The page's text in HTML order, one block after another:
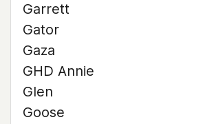
Garrett
Gator
Gaza
GHD Annie
Glen
Goose